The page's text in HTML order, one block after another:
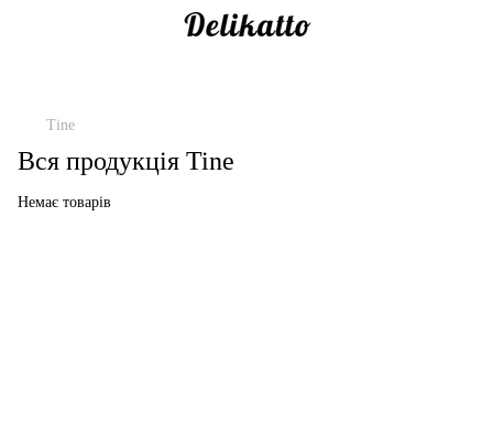
Tine
Вся продукція Tine
Немає товарів